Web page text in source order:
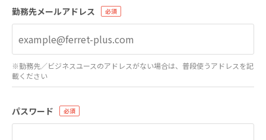
勤務先メールアドレス
※勤務先／ビジネスユースのアドレスがない場合は、普段使うアドレスを記
載ください
パスワード